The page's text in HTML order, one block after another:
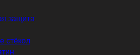
защита
стёкол